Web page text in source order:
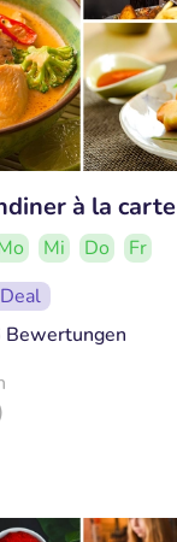
à la carte
Mi Do
Fr
Bewertungen